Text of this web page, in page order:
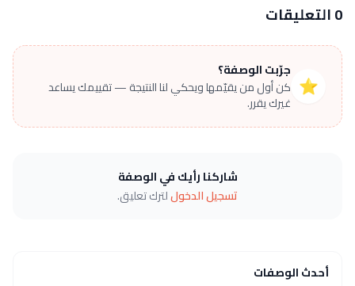
0 التعليقات
⭐
جرّبت الوصفة؟
كن أول من يقيّمها ويحكي لنا النتيجة — تقييمك يساعد
غيرك يقرر.
شاركنا رأيك في الوصفة
تسجيل الدخوللترك تعليق.
أحدث الوصفات